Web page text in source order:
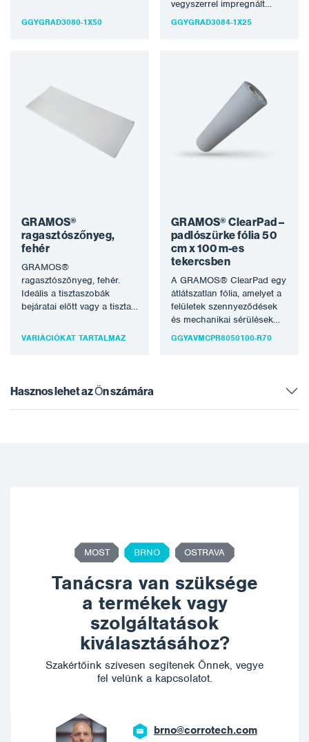
hatékony eltávolításához, pl.
GGYGRAD3080-1X50
vegyszerrel impregnált
kendő. Elsősorban
GGYGRAD3084-1X25
GRAMOS®
ragasztószőnyeg,
fehér
GRAMOS®
ragasztószőnyeg, fehér.
Ideális a tisztaszobák
bejáratai előtt vagy a tiszta
közötti átmeneteknél a
VARIÁCIÓKAT TARTALMAZ
GRAMOS® ClearPad –
padlószürke fólia 50
cm x 100 m-es
tekercsben
A GRAMOS® ClearPad egy
átlátszatlan fólia, amelyet a
felületek szennyeződések
és mechanikai sérülések
elleni védelmére terveztek.
GGYAVMCPR8050100-R70
Hasznos lehet az Ön számára
MOST BRNO OSTRAVA
Tanácsra van szüksége
a termékek vagy
szolgáltatások
kiválasztásához?
Szakértőink szívesen segítenek Önnek, vegye
fel velünk a kapcsolatot.
brno@corrotech.com